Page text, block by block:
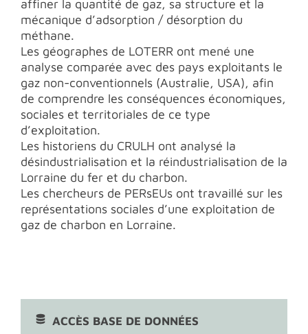
affiner la quantité de gaz, sa structure et la
mécanique d’adsorption / désorption du
méthane.
Les géographes de LOTERR ont mené une
analyse comparée avec des pays exploitants le
gaz non-conventionnels (Australie, USA), afin
de comprendre les conséquences économiques,
sociales et territoriales de ce type
d’exploitation.
Les historiens du CRULH ont analysé la
désindustrialisation et la réindustrialisation de la
Lorraine du fer et du charbon.
Les chercheurs de PERsEUs ont travaillé sur les
représentations sociales d’une exploitation de
gaz de charbon en Lorraine.
ACCÈS BASE DE DONNÉES